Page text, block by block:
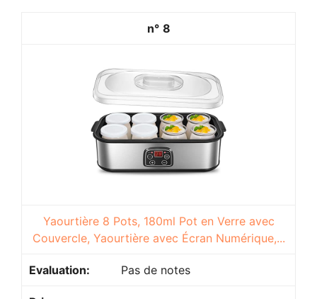
8
Yaourtière 8 Pots, 180ml Pot en Verre avec
Couvercle, Yaourtière avec Écran Numérique,...
Pas de notes